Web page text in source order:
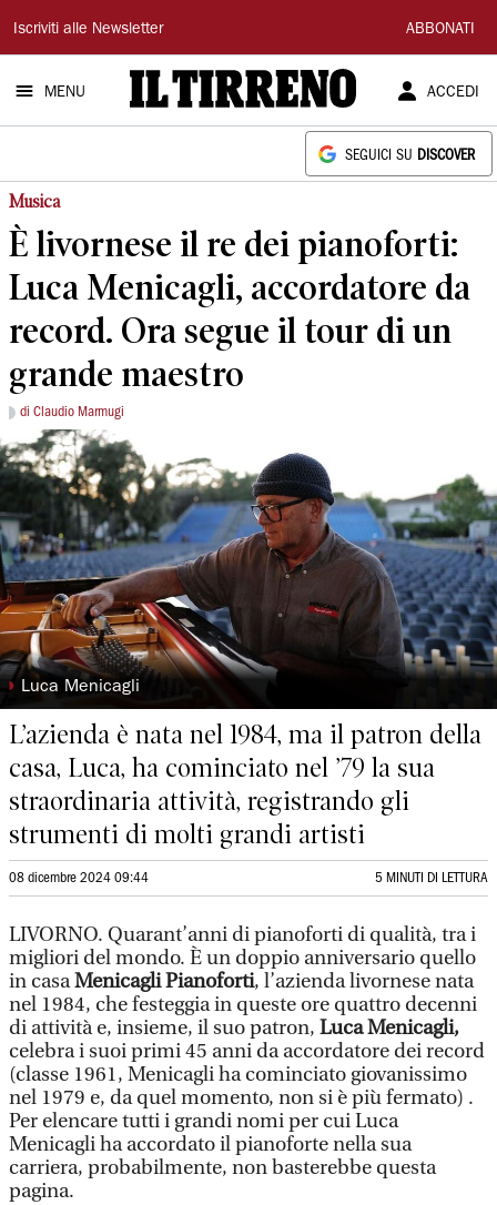
Il
Tirreno
Iscriviti alle Newsletter ABBONATI
MENU ACCEDI
SEGUICI SU DISCOVER
Musica
È livornese il re dei pianoforti:
Luca Menicagli, accordatore da
record. Ora segue il tour di un
grande maestro
di Claudio Marmugi
◗ Luca Menicagli
L’azienda è nata nel 1984, ma il patron della
casa, Luca, ha cominciato nel ’79 la sua
straordinaria attività, registrando gli
strumenti di molti grandi artisti
08 dicembre 2024 09:44 5 MINUTI DI LETTURA
LIVORNO. Quarant’anni di pianoforti di qualità, tra i
migliori del mondo. È un doppio anniversario quello
in casaMenicagli Pianoforti, l’azienda livornese nata
nel 1984, che festeggia in queste ore quattro decenni
di attività e, insieme, il suo patron, Luca Menicagli,
celebra i suoi primi 45 anni da accordatore dei record
(classe 1961, Menicagli ha cominciato giovanissimo
nel 1979 e, da quel momento, non si è più fermato) .
Per elencare tutti i grandi nomi per cui Luca
Menicagli ha accordato il pianoforte nella sua
carriera, probabilmente, non basterebbe questa
pagina.